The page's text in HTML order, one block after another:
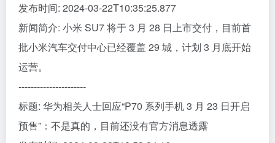
发布时间: 2024-03-22T10:35:25.877
新闻简介: 小米 SU7 将于 3 月 28 日上市交付，目前首
批小米汽车交付中心已经覆盖 29 城，计划 3 月底开始
运营。
----------------------
标题: 华为相关人士回应“P70 系列手机 3 月 23 日开启
预售”：不是真的，目前还没有官方消息透露